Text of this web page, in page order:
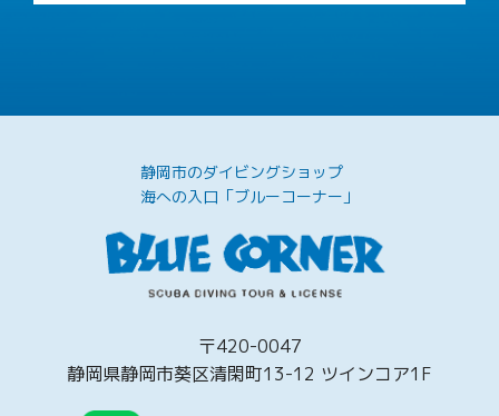
静岡市のダイビングショップ
海への入口「ブルーコーナー」
〒420-0047
静岡県静岡市葵区清閑町13-12 ツインコア1F